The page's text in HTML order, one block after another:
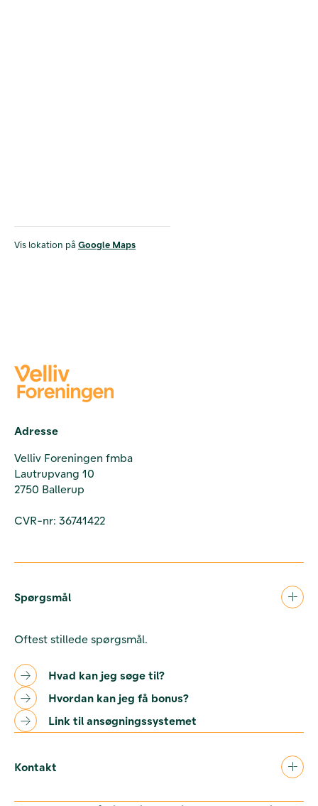
Vis lokation på Google Maps
Adresse
Velliv Foreningen fmba
Lautrupvang 10
2750 Ballerup
CVR-nr: 36741422
Spørgsmål
Oftest stillede spørgsmål.
Hvad kan jeg søge til?
Hvordan kan jeg få bonus?
Link til ansøgningssystemet
Kontakt